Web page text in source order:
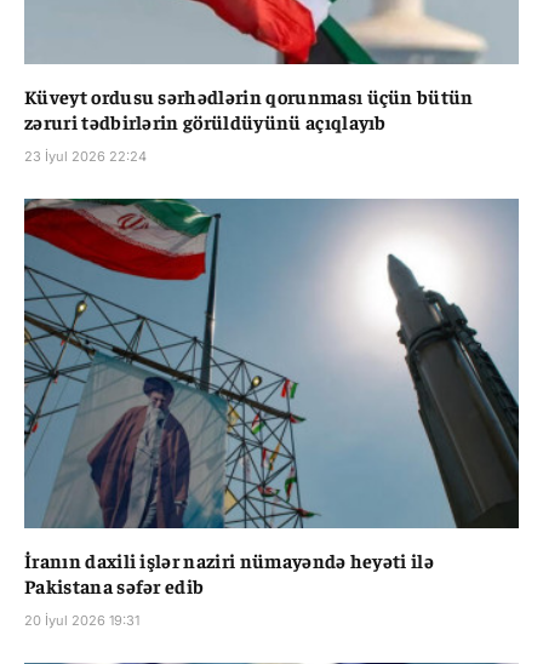
Küveyt ordusu sərhədlərin qorunması üçün bütün
zəruri tədbirlərin görüldüyünü açıqlayıb
23 İyul 2026 22:24
İranın daxili işlər naziri nümayəndə heyəti ilə
Pakistana səfər edib
20 İyul 2026 19:31